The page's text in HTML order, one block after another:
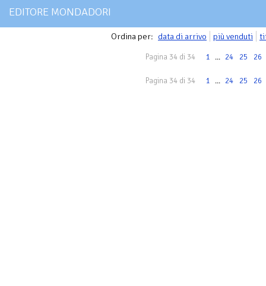
EDITORE MONDADORI
Ordina per: data di arrivo più venduti
Pagina 34 di 34 1 ... 24 25 26
Pagina 34 di 34 1 ... 24 25 26